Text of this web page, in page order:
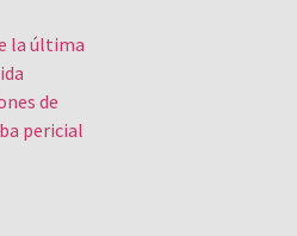
la última
de
pericial